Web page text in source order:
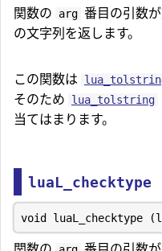
関数の arg 番目の引数
の文字列を返します。
この関数は
そのため
lua_tolstring
当てはまります。
luaL_checktype